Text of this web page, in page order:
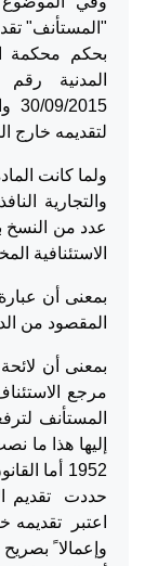
بحكم محكمة
لتقديمه خارج
والتجارية
عدد من النسخ
الاستئنافية
بمعنى أن
المقصود من
بمعنى أن
مرجع
المستأنف
حددت تقديم
اعتبر تقديمه